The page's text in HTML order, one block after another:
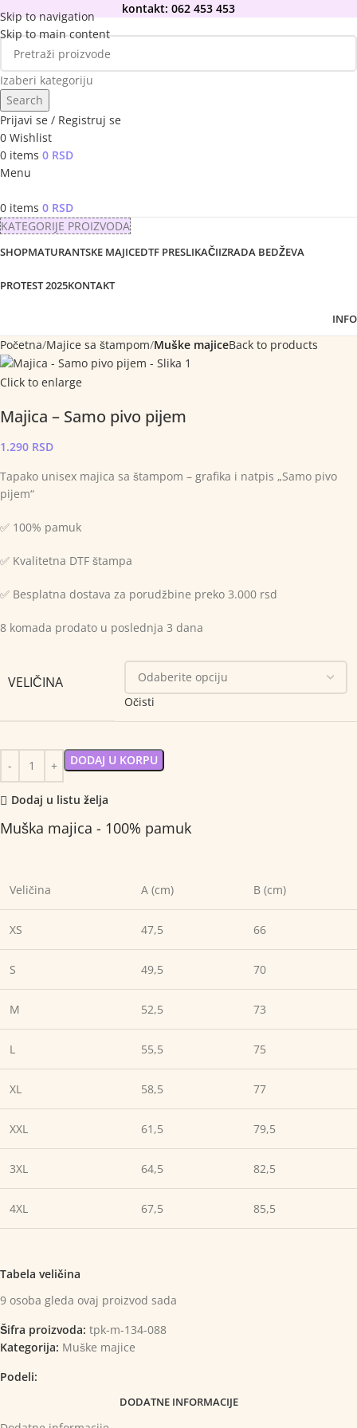
Skip to navigation
Skip to main content
kontakt: 062 453 453
Izaberi kategoriju
Search
Prijavi se / Registruj se
0 Wishlist
0 items 0 RSD
Menu
0 items 0 RSD
KATEGORIJE PROIZVODA
SHOPMATURANTSKE MAJICEDTF PRESLIKAČIIZRADA BEDŽEVA
PROTEST 2025KONTAKT
INFO
Početna Majice sa štampom Muške majiceBack to products
Click to enlarge
Majica – Samo pivo pijem
1.290 RSD
Tapako unisex majica sa štampom – grafika i natpis „Samo pivo
pijem“
✅ 100% pamuk
✅ Kvalitetna DTF štampa
✅ Besplatna dostava za porudžbine preko 3.000 rsd
8 komada prodato u poslednja 3 dana
VELIČINA
Očisti
DODAJ U KORPU
Dodaj u listu želja
Muška majica - 100% pamuk
Veličina A (cm) B (cm)
XS 47,5 66
S 49,5 70
M 52,5 73
L 55,5 75
XL 58,5 77
XXL 61,5 79,5
3XL 64,5 82,5
4XL 67,5 85,5
Tabela veličina
9 osoba gleda ovaj proizvod sada
Šifra proizvoda: tpk-m-134-088
Kategorija: Muške majice
Podeli:
DODATNE INFORMACIJE